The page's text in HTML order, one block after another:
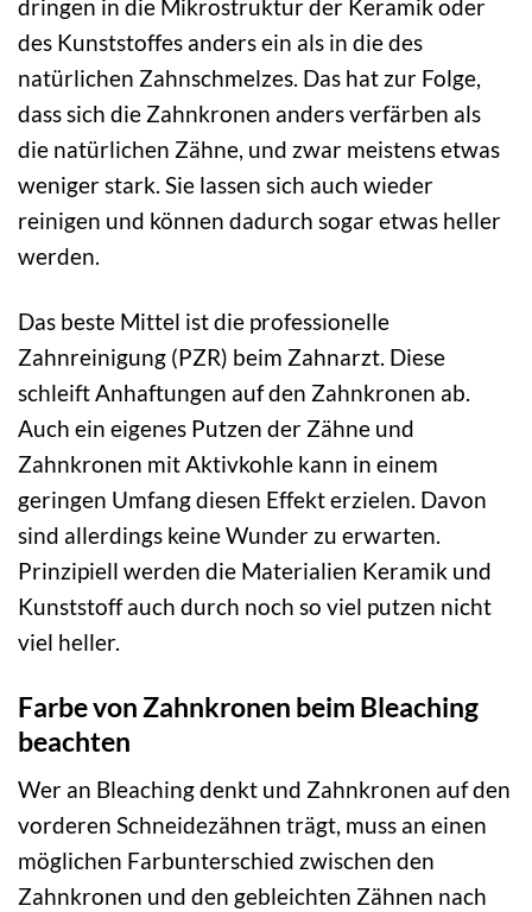
dringen in die Mikrostruktur der Keramik oder
des Kunststoffes anders ein als in die des
natürlichen Zahnschmelzes. Das hat zur Folge,
dass sich die Zahnkronen anders verfärben als
die natürlichen Zähne, und zwar meistens etwas
weniger stark. Sie lassen sich auch wieder
reinigen und können dadurch sogar etwas heller
werden.
Das beste Mittel ist die professionelle
Zahnreinigung (PZR) beim Zahnarzt. Diese
schleift Anhaftungen auf den Zahnkronen ab.
Auch ein eigenes Putzen der Zähne und
Zahnkronen mit Aktivkohle kann in einem
geringen Umfang diesen Effekt erzielen. Davon
sind allerdings keine Wunder zu erwarten.
Prinzipiell werden die Materialien Keramik und
Kunststoff auch durch noch so viel putzen nicht
viel heller.
Farbe von Zahnkronen beim Bleaching
beachten
Wer an Bleaching denkt und Zahnkronen auf den
vorderen Schneidezähnen trägt, muss an einen
möglichen Farbunterschied zwischen den
Zahnkronen und den gebleichten Zähnen nach